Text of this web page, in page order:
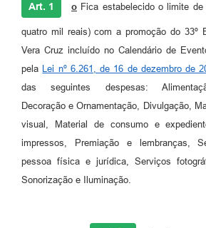
Art. 1 o Fica estabelecido o limite
quatro mil reais) com a promoção do 33º
Vera Cruz incluído no Calendário de
pela Lei nº 6.261, de 16 de dezembro de
das seguintes despesas:
Decoração e Ornamentação, Divulgação,
visual, Material de consumo e
impressos, Premiação e lembranças,
pessoa física e jurídica, Serviços
Sonorização e Iluminação.